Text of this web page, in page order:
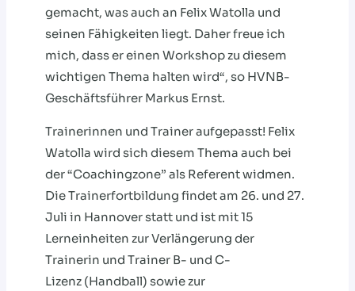
gemacht, was auch an Felix Watolla und
seinen Fähigkeiten liegt. Daher freue ich
mich, dass er einen Workshop zu diesem
wichtigen Thema halten wird“, so HVNB-
Geschäftsführer Markus Ernst.
Trainerinnen und Trainer aufgepasst! Felix
Watolla wird sich diesem Thema auch bei
der “Coachingzone” als Referent widmen.
Die Trainerfortbildung findet am 26. und 27.
Juli in Hannover statt und ist mit 15
Lerneinheiten zur Verlängerung der
Trainerin und Trainer B- und C-
Lizenz (Handball) sowie zur